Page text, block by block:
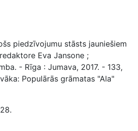
piedzīvojumu stāsts jauniešiem
Eva Jansone ;
- Rīga : Jumava, 2017. - 133,
Populārās grāmatas "Ala"